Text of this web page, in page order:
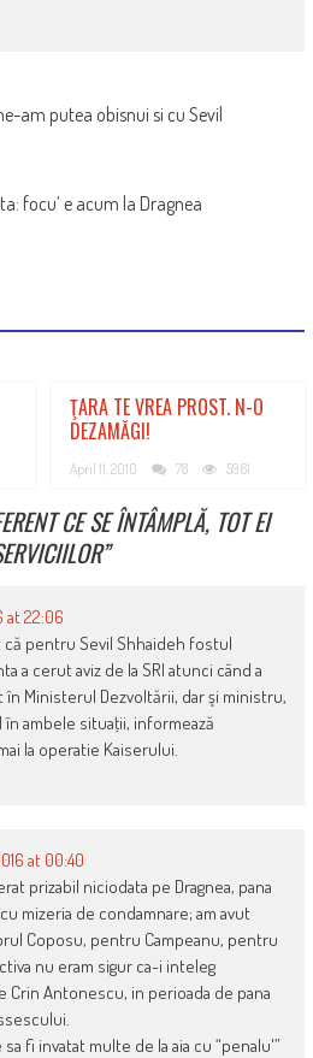
am putea obisnui si cu Sevil
focu’ e acum la Dragnea
ŢARA TE VREA PROST. N-O
DEZAMĂGI!
April 11, 2010 78 5961
CE SE ÎNTÂMPLĂ, TOT EI
”
at 22:06
că pentru Sevil Shhaideh fostul
a cerut aviz de la SRI atunci când a
Ministerul Dezvoltării, dar şi ministru,
ambele situaţii, informează
la operatie Kaiserului.
at 00:40
prizabil niciodata pe Dragnea, pana
mizeria de condamnare; am avut
Coposu, pentru Campeanu, pentru
nu eram sigur ca-i inteleg
Crin Antonescu, in perioada de pana
fi invatat multe de la aia cu “penalu'”